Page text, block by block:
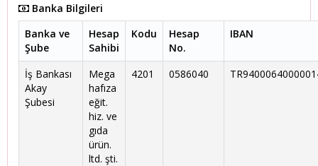
Banka Bilgileri
Banka ve
Şube
Hesap
Sahibi
Kodu
Hesap
No.
IBAN
İş Bankası
Akay
Şubesi
Mega
hafıza
eğit.
hiz. ve
gıda
ürün.
ltd. şti.
4201 0586040